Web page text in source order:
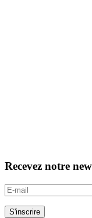
Recevez notre